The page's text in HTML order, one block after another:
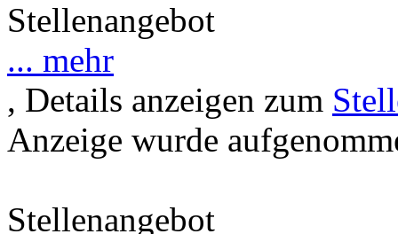
Stellenangebot
... mehr
, Details anzeigen zum
Anzeige wurde
Stellenangebot